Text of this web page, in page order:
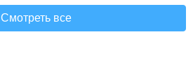
Смотреть все